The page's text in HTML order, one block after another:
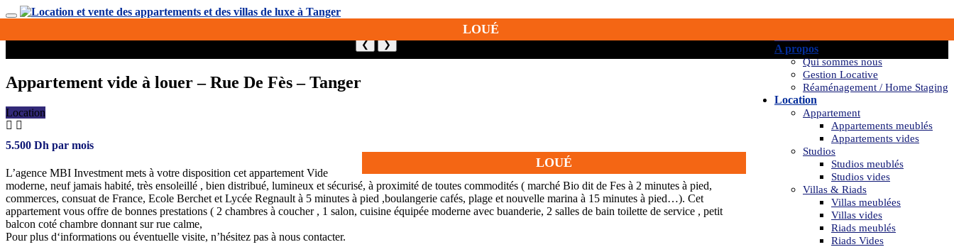
A propos
Qui sommes nous
Gestion Locative
Réaménagement / Home Staging
Location
Appartement
Appartements meublés
Appartements vides
Studios
Studios meublés
Studios vides
Villas & Riads
Villas meublées
Villas vides
Riads meublés
Riads Vides
LOUÉ
❮ ❯
Appartement vide à louer – Rue De Fès – Tanger
Location
5.500 Dh par mois
LOUÉ
L’agence MBI Investment mets à votre disposition cet appartement Vide
moderne, neuf jamais habité, très ensoleillé , bien distribué, lumineux et sécurisé, à proximité de toutes commodités ( marché Bio dit de Fes à 2 minutes à pied,
commerces, consuat de France, Ecole Berchet et Lycée Regnault à 5 minutes à pied ,boulangerie cafés, plage et nouvelle marina à 15 minutes à pied…). Cet
appartement vous offre de bonnes prestations ( 2 chambres à coucher , 1 salon, cuisine équipée moderne avec buanderie, 2 salles de bain toilette de service , petit
balcon coté chambre donnant sur rue calme,
Pour plus d‘informations ou éventuelle visite, n’hésitez pas à nous contacter.